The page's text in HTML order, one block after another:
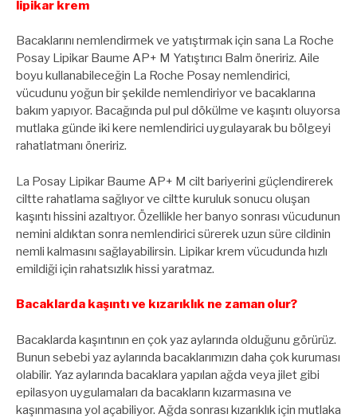
lipikar krem
Bacaklarını nemlendirmek ve yatıştırmak için sana La Roche
Posay Lipikar Baume AP+ M Yatıştırıcı Balm öneririz. Aile
boyu kullanabileceğin La Roche Posay nemlendirici,
vücudunu yoğun bir şekilde nemlendiriyor ve bacaklarına
bakım yapıyor. Bacağında pul pul dökülme ve kaşıntı oluyorsa
mutlaka günde iki kere nemlendirici uygulayarak bu bölgeyi
rahatlatmanı öneririz.
La Posay Lipikar Baume AP+ M cilt bariyerini güçlendirerek
ciltte rahatlama sağlıyor ve ciltte kuruluk sonucu oluşan
kaşıntı hissini azaltıyor. Özellikle her banyo sonrası vücudunun
nemini aldıktan sonra nemlendirici sürerek uzun süre cildinin
nemli kalmasını sağlayabilirsin. Lipikar krem vücudunda hızlı
emildiği için rahatsızlık hissi yaratmaz.
Bacaklarda kaşıntı ve kızarıklık ne zaman olur?
Bacaklarda kaşıntının en çok yaz aylarında olduğunu görürüz.
Bunun sebebi yaz aylarında bacaklarımızın daha çok kuruması
olabilir. Yaz aylarında bacaklara yapılan ağda veya jilet gibi
epilasyon uygulamaları da bacakların kızarmasına ve
kaşınmasına yol açabiliyor. Ağda sonrası kızarıklık için mutlaka